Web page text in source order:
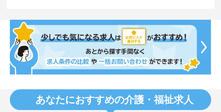
あなたにおすすめの介護・福祉求人